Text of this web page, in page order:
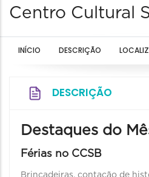
Centro Cultural
INÍCIO DESCRIÇÃO
DESCRIÇÃO
Destaques do
Férias no CCSB
Brincadeiras, contação de